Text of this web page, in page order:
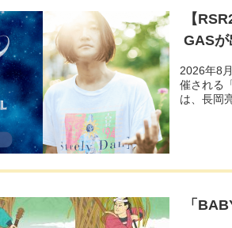
【
GASが
2026年8
催される
は、長岡
「